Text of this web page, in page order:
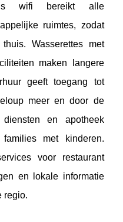
wifi bereikt alle
ruimtes, zodat
Wasserettes met
maken langere
geeft toegang tot
meer en door de
en apotheek
met kinderen.
voor restaurant
en lokale informatie
regio.